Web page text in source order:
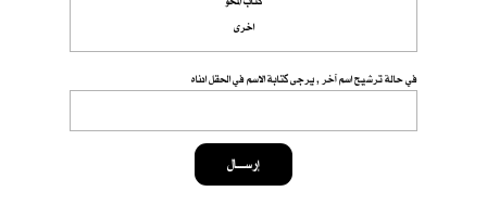
في حالة ترشيح اسم آخر , يرجى كتابة الاسم في الحقل ادناه
إرســــال